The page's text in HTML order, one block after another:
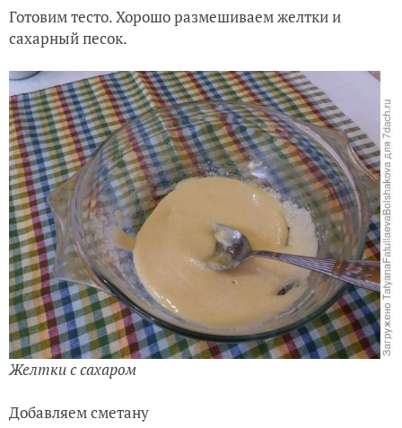
Готовим тесто. Хорошо размешиваем желтки и
сахарный песок.
Желтки с сахаром
Добавляем сметану